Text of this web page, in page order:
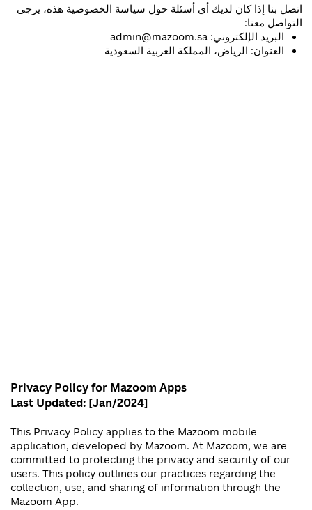
اتصل بنا إذا كان لديك أي أسئلة حول سياسة الخصوصية هذه، يرجى
التواصل معنا:
البريد الإلكتروني: admin@mazoom.sa
العنوان: الرياض، المملكة العربية السعودية
Privacy Policy for Mazoom Apps
Last Updated: [Jan/2024]
This Privacy Policy applies to the Mazoom mobile
application, developed by Mazoom. At Mazoom, we are
committed to protecting the privacy and security of our
users. This policy outlines our practices regarding the
collection, use, and sharing of information through the
Mazoom App.